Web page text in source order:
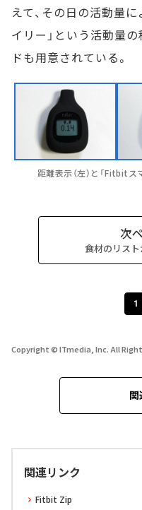
えて、その日の活動量
イリー」という活動量
ドも用意されている。
距離表示（左）と「Fitbitス
次
食材のリス
1
Copyright © ITmedia, Inc. All
関連リンク
Fitbit Zip